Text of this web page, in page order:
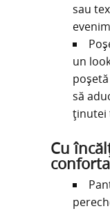
sau
un
să
ținutei
Cu